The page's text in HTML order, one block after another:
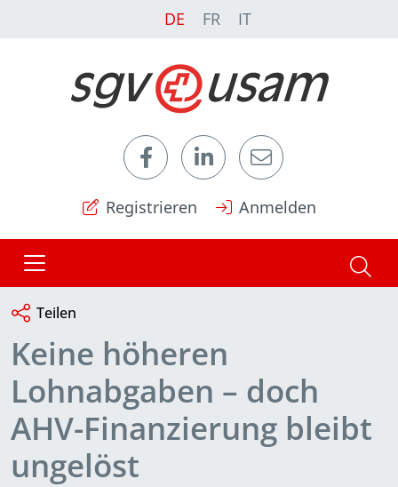
DE FR IT
Registrieren Anmelden
Teilen
Keine höheren
Lohnabgaben – doch
AHV-Finanzierung bleibt
ungelöst